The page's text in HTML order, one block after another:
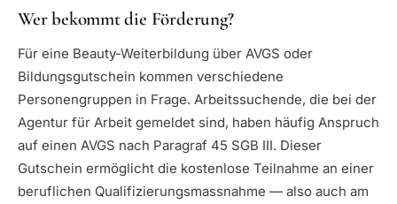
Wer bekommt die Förderung?
Für eine Beauty-Weiterbildung über AVGS oder
Bildungsgutschein kommen verschiedene
Personengruppen in Frage. Arbeitssuchende, die bei der
Agentur für Arbeit gemeldet sind, haben häufig Anspruch
auf einen AVGS nach Paragraf 45 SGB III. Dieser
Gutschein ermöglicht die kostenlose Teilnahme an einer
beruflichen Qualifizierungsmassnahme — also auch am